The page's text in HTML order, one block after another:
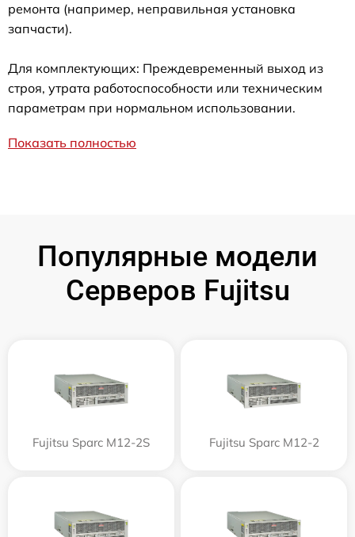
ремонта (например, неправильная установка
запчасти).
Для комплектующих: Преждевременный выход из
строя, утрата работоспособности или техническим
параметрам при нормальном использовании.
Показать полностью
Популярные модели
Серверов Fujitsu
Fujitsu Sparc M12-2S Fujitsu Sparc M12-2